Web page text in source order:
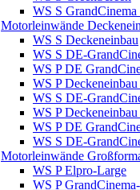
WS S
Motorleinwände
WS S Deckeneinbau
WS S DE-
WS P DE
WS P
WS S DE-
WS P
WS P DE
WS S DE-
Motorleinwände
WS P Elpro-Large
WS P